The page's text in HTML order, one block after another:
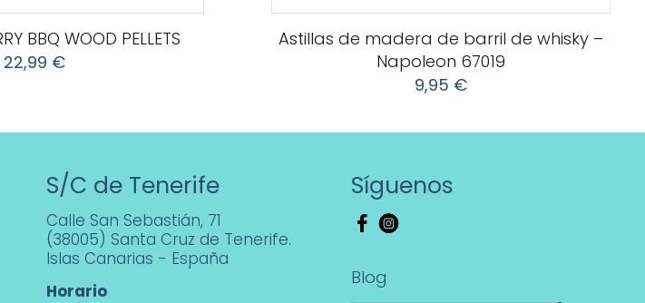
BBQ WOOD PELLETS
22,99 €
Astillas de madera de barril de whisky –
Napoleon 67019
9,95 €
S/C de Tenerife
Calle San Sebastián, 71
(38005) Santa Cruz de Tenerife.
Islas Canarias - España
Horario
Síguenos
Blog